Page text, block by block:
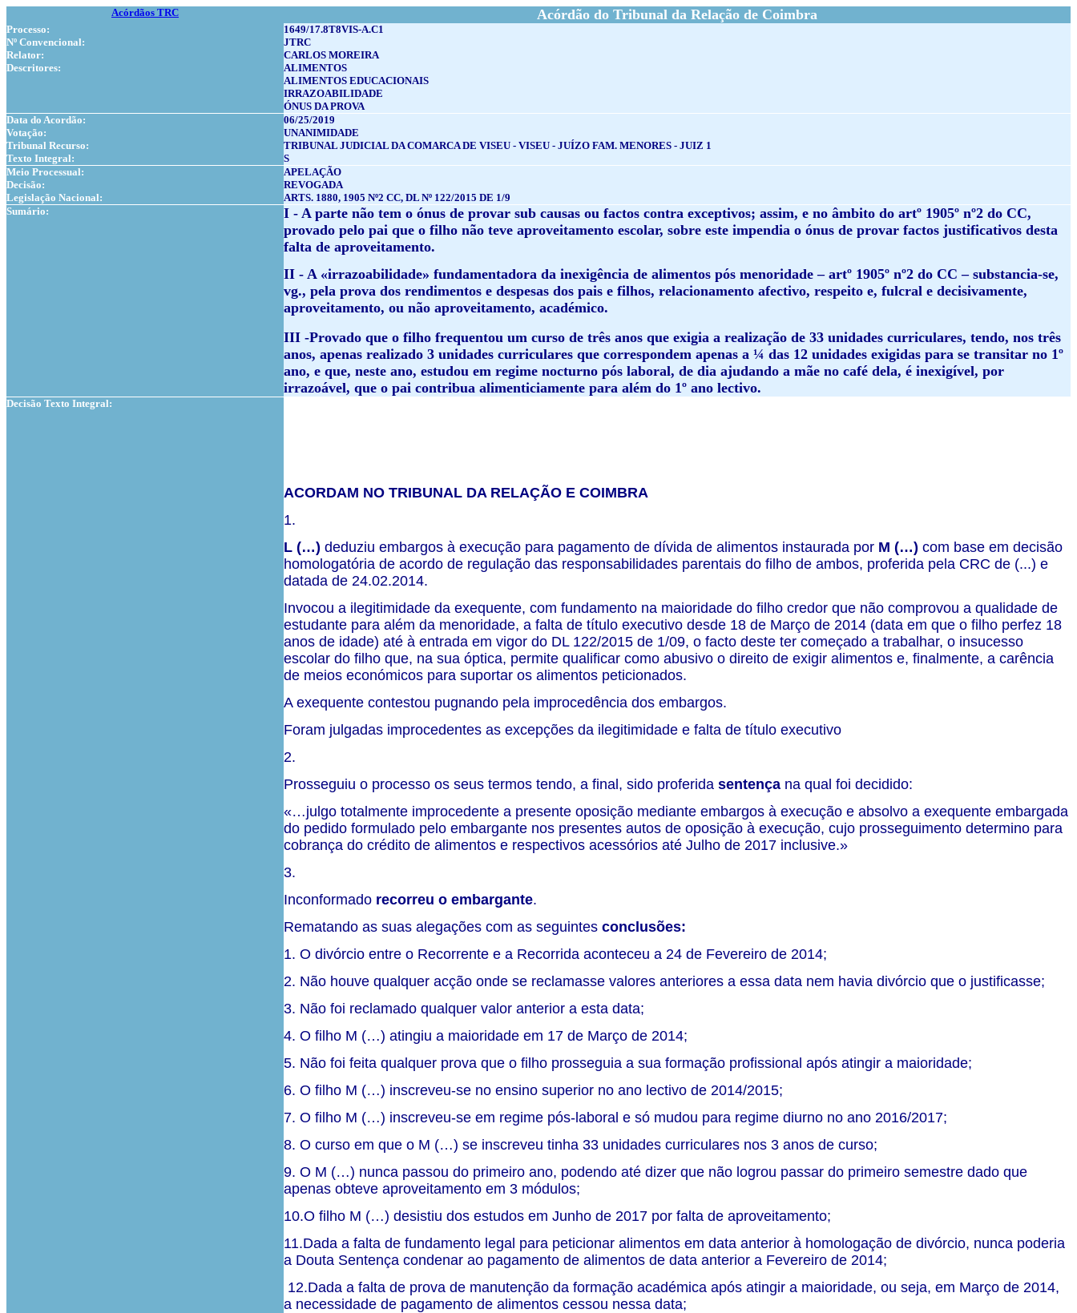
Acórdãos TRC Acórdão do Tribunal da Relação de Coimbra
Processo:
1649/17.8T8VIS-A.C1
Nº Convencional:
JTRC
Relator:
CARLOS MOREIRA
Descritores:
ALIMENTOS
ALIMENTOS EDUCACIONAIS
IRRAZOABILIDADE
ÓNUS DA PROVA
Data do Acordão:
06/25/2019
Votação:
UNANIMIDADE
Tribunal Recurso:
TRIBUNAL JUDICIAL DA COMARCA DE VISEU - VISEU - JUÍZO FAM. MENORES - JUIZ 1
Texto Integral:
S
Meio Processual:
APELAÇÃO
Decisão:
REVOGADA
Legislação Nacional:
ARTS. 1880, 1905 Nº2 CC, DL Nº 122/2015 DE 1/9
Sumário:
I - A parte não tem o ónus de provar sub causas ou factos contra exceptivos; assim, e no âmbito do artº 1905º nº2 do CC,
provado pelo pai que o filho não teve aproveitamento escolar, sobre este impendia o ónus de provar factos justificativos desta
falta de aproveitamento.
II - A «irrazoabilidade» fundamentadora da inexigência de alimentos pós menoridade – artº 1905º nº2 do CC – substancia-se,
vg., pela prova dos rendimentos e despesas dos pais e filhos, relacionamento afectivo, respeito e, fulcral e decisivamente,
aproveitamento, ou não aproveitamento, académico.
III -Provado que o filho frequentou um curso de três anos que exigia a realização de 33 unidades curriculares, tendo, nos três
anos, apenas realizado 3 unidades curriculares que correspondem apenas a ¼ das 12 unidades exigidas para se transitar no 1º
ano, e que, neste ano, estudou em regime nocturno pós laboral, de dia ajudando a mãe no café dela, é inexigível, por
irrazoável, que o pai contribua alimenticiamente para além do 1º ano lectivo.
Decisão Texto Integral:
ACORDAM NO TRIBUNAL DA RELAÇÃO E COIMBRA
1.
L (…) deduziu embargos à execução para pagamento de dívida de alimentos instaurada por M (…) com base em decisão
homologatória de acordo de regulação das responsabilidades parentais do filho de ambos, proferida pela CRC de (...) e
datada de 24.02.2014.
Invocou a ilegitimidade da exequente, com fundamento na maioridade do filho credor que não comprovou a qualidade de
estudante para além da menoridade, a falta de título executivo desde 18 de Março de 2014 (data em que o filho perfez 18
anos de idade) até à entrada em vigor do DL 122/2015 de 1/09, o facto deste ter começado a trabalhar, o insucesso
escolar do filho que, na sua óptica, permite qualificar como abusivo o direito de exigir alimentos e, finalmente, a carência
de meios económicos para suportar os alimentos peticionados.
A exequente contestou pugnando pela improcedência dos embargos.
Foram julgadas improcedentes as excepções da ilegitimidade e falta de título executivo
2.
Prosseguiu o processo os seus termos tendo, a final, sido proferida sentença na qual foi decidido:
«…julgo totalmente improcedente a presente oposição mediante embargos à execução e absolvo a exequente embargada
do pedido formulado pelo embargante nos presentes autos de oposição à execução, cujo prosseguimento determino para
cobrança do crédito de alimentos e respectivos acessórios até Julho de 2017 inclusive.»
3.
Inconformado recorreu o embargante.
Rematando as suas alegações com as seguintes conclusões:
1. O divórcio entre o Recorrente e a Recorrida aconteceu a 24 de Fevereiro de 2014;
2. Não houve qualquer acção onde se reclamasse valores anteriores a essa data nem havia divórcio que o justificasse;
3. Não foi reclamado qualquer valor anterior a esta data;
4. O filho M (…) atingiu a maioridade em 17 de Março de 2014;
5. Não foi feita qualquer prova que o filho prosseguia a sua formação profissional após atingir a maioridade;
6. O filho M (…) inscreveu-se no ensino superior no ano lectivo de 2014/2015;
7. O filho M (…) inscreveu-se em regime pós-laboral e só mudou para regime diurno no ano 2016/2017;
8. O curso em que o M (…) se inscreveu tinha 33 unidades curriculares nos 3 anos de curso;
9. O M (…) nunca passou do primeiro ano, podendo até dizer que não logrou passar do primeiro semestre dado que
apenas obteve aproveitamento em 3 módulos;
10.O filho M (…) desistiu dos estudos em Junho de 2017 por falta de aproveitamento;
11.Dada a falta de fundamento legal para peticionar alimentos em data anterior à homologação de divórcio, nunca poderia
a Douta Sentença condenar ao pagamento de alimentos de data anterior a Fevereiro de 2014;
12.Dada a falta de prova de manutenção da formação académica após atingir a maioridade, ou seja, em Março de 2014,
a necessidade de pagamento de alimentos cessou nessa data;